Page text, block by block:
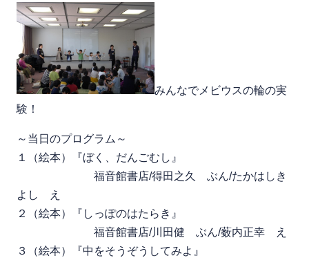
みんなでメビウスの輪の実
験！
～当日のプログラム～
１（絵本）『ぼく、だんごむし』
福音館書店/得田之久 ぶん/たかはしき
よし え
２（絵本）『しっぽのはたらき』
福音館書店/川田健 ぶん/薮内正幸 え
３（絵本）『中をそうぞうしてみよ』